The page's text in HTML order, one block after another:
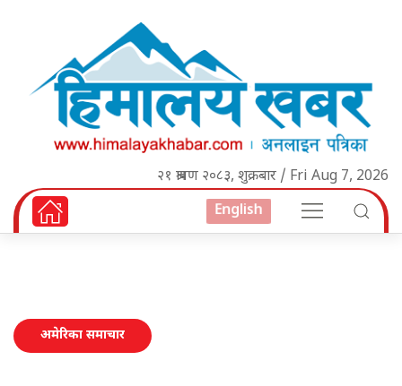
२१ श्रावण २०८३, शुक्रबार / Fri Aug 7, 2026
English
अमेरिका समाचार